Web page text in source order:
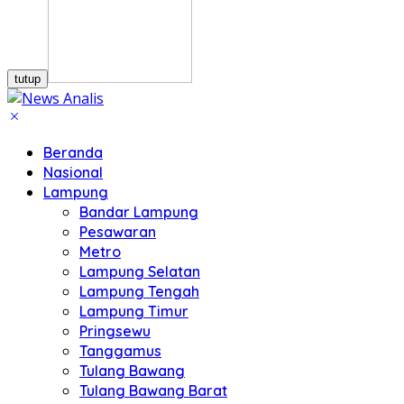
tutup
Beranda
Nasional
Lampung
Bandar Lampung
Pesawaran
Metro
Lampung Selatan
Lampung Tengah
Lampung Timur
Pringsewu
Tanggamus
Tulang Bawang
Tulang Bawang Barat